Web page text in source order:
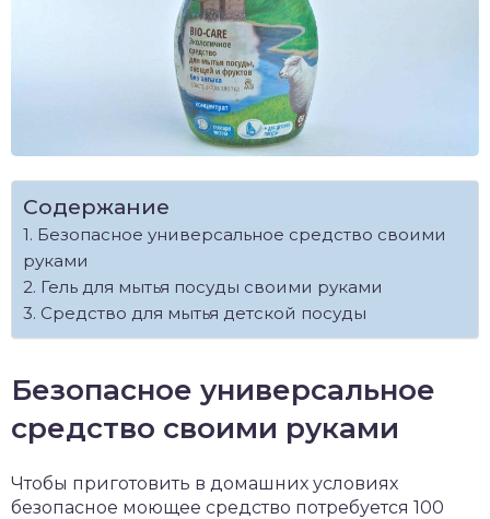
Содержание
Безопасное универсальное средство своими
руками
Гель для мытья посуды своими руками
Средство для мытья детской посуды
Безопасное универсальное
средство своими руками
Чтобы приготовить в домашних условиях
безопасное моющее средство потребуется 100